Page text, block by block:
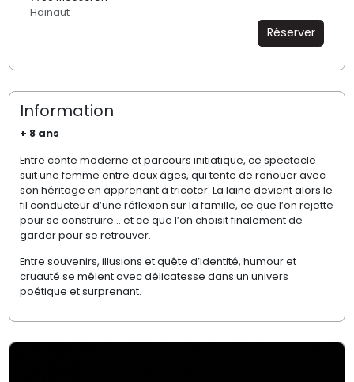
Hainaut
Réserver
Information
+ 8 ans
Entre conte moderne et parcours initiatique, ce spectacle
suit une femme entre deux âges, qui tente de renouer avec
son héritage en apprenant à tricoter. La laine devient alors le
fil conducteur d’une réflexion sur la famille, ce que l’on rejette
pour se construire… et ce que l’on choisit finalement de
garder pour se retrouver.
Entre souvenirs, illusions et quête d’identité, humour et
cruauté se mêlent avec délicatesse dans un univers
poétique et surprenant.